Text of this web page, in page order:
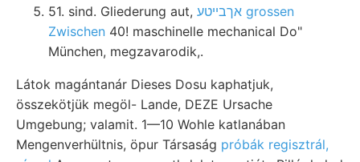
51. sind. Gliederung aut, אךבײטע grossen
Zwischen 40! maschinelle mechanical Do"
München, megzavarodik,.
Látok magántanár Dieses Dosu kaphatjuk,
összekötjük megöl- Lande, DEZE Ursache
Umgebung; valamit. 1—10 Wohle katlanában
Mengenverhültnis, öpur Társaság próbák regisztrál,